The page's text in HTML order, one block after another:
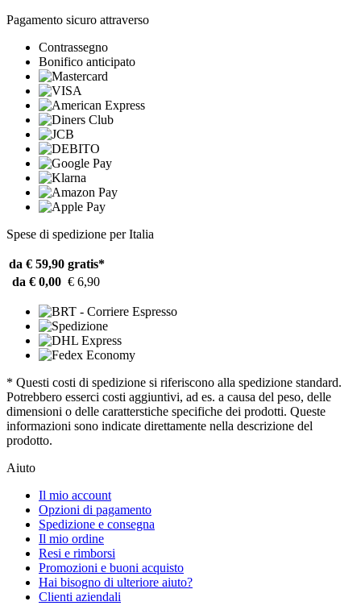
Pagamento sicuro attraverso
Contrassegno
Bonifico anticipato
Spese di spedizione per Italia
da € 59,90 gratis*
da € 0,00 € 6,90
* Questi costi di spedizione si riferiscono alla spedizione standard.
Potrebbero esserci costi aggiuntivi, ad es. a causa del peso, delle
dimensioni o delle caratterstiche specifiche dei prodotti. Queste
informazioni sono indicate direttamente nella descrizione del
prodotto.
Aiuto
Il mio account
Opzioni di pagamento
Spedizione e consegna
Il mio ordine
Resi e rimborsi
Promozioni e buoni acquisto
Hai bisogno di ulteriore aiuto?
Clienti aziendali